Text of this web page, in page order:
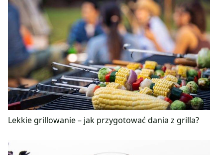
Lekkie grillowanie – jak przygotować dania z grilla?